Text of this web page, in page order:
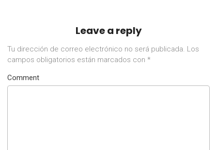
Leave a reply
Tu dirección de correo electrónico no será publicada. Los
campos obligatorios están marcados con *
Comment